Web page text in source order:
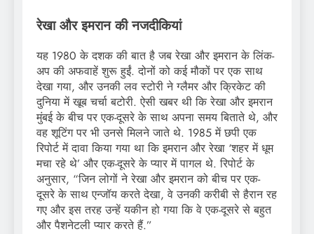
रेखा और इमरान की नजदीकियां
यह 1980 के दशक की बात है जब रेखा और इमरान के लिंक-
अप की अफवाहें शुरू हुईं. दोनों को कई मौकों पर एक साथ
देखा गया, और उनकी लव स्टोरी ने ग्लैमर और क्रिकेट की
दुनिया में खूब चर्चा बटोरी. ऐसी खबर थी कि रेखा और इमरान
मुंबई के बीच पर एक-दूसरे के साथ अपना समय बिताते थे, और
वह शूटिंग पर भी उनसे मिलने जाते थे. 1985 में छपी एक
रिपोर्ट में दावा किया गया था कि इमरान और रेखा ‘शहर में धूम
मचा रहे थे’ और एक-दूसरे के प्यार में पागल थे. रिपोर्ट के
अनुसार, “जिन लोगों ने रेखा और इमरान को बीच पर एक-
दूसरे के साथ एन्जॉय करते देखा, वे उनकी करीबी से हैरान रह
गए और इस तरह उन्हें यकीन हो गया कि वे एक-दूसरे से बहुत
और पैशनेटली प्यार करते हैं.”